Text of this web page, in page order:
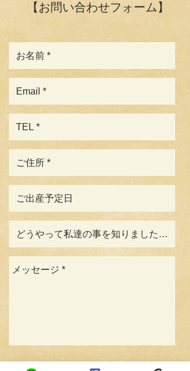
【お問い合わせフォーム】